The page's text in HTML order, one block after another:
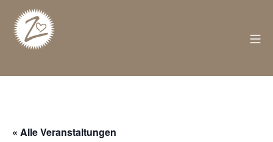
Inhalt
springen
Züschen
« Alle Veranstaltungen